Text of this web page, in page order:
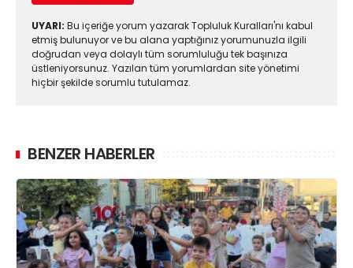
UYARI: Bu içeriğe yorum yazarak Topluluk Kuralları'nı kabul
etmiş bulunuyor ve bu alana yaptığınız yorumunuzla ilgili
doğrudan veya dolaylı tüm sorumluluğu tek başınıza
üstleniyorsunuz. Yazılan tüm yorumlardan site yönetimi
hiçbir şekilde sorumlu tutulamaz.
BENZER HABERLER